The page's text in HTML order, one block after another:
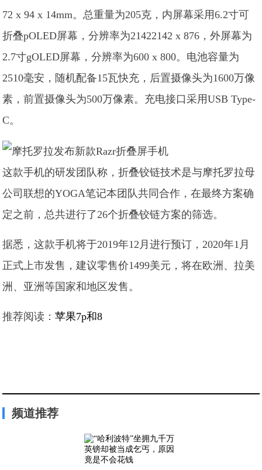
72 x 94 x 14mm。总重量为205克，内屏幕采用6.2寸可
折叠pOLED屏幕，分辨率为21422142 x 876，外屏幕为
2.7寸gOLED屏幕，分辨率为600 x 800。电池容量为
2510毫安，随机配备15瓦快充，后置摄像头为1600万像
素，前置摄像头为500万像素。充电接口采用USB Type-
C。
这款手机的研发团队称，折叠铰链技术是与摩托罗拉母
公司联想的YOGA笔记本团队共同合作，在最终方案确
定之前，总共进行了26个折叠铰链方案的筛选。
据悉，这款手机将于2019年12月进行预订，2020年1月
正式上市发售，建议零售价1499美元，将在欧洲、拉美
洲、亚洲等国家和地区发售。
推荐阅读：苹果7p和8
频道推荐